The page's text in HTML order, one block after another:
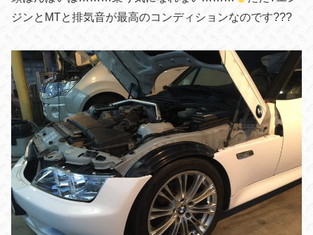
ジンとMTと排気音が最高のコンディションなのです???